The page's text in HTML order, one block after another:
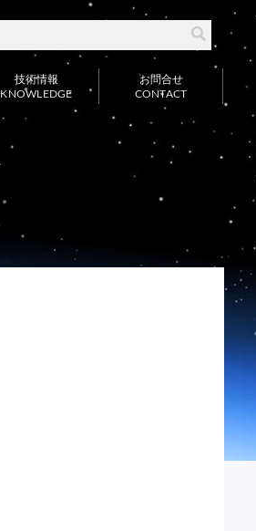
技術情報
KNOWLEDGE
お問合せ
CONTACT